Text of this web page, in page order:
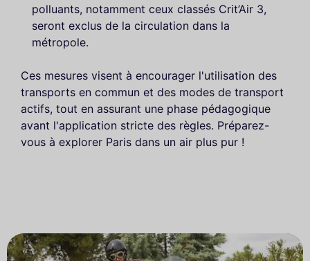
polluants, notamment ceux classés Crit’Air 3,
seront exclus de la circulation dans la
métropole.
Ces mesures visent à encourager l'utilisation des
transports en commun et des modes de transport
actifs, tout en assurant une phase pédagogique
avant l'application stricte des règles. Préparez-
vous à explorer Paris dans un air plus pur !